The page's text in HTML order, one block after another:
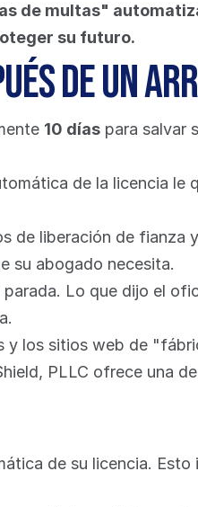
de multas"
su futuro.
de un
10 días para salvar
de la licencia le
de liberación de fianza
su abogado necesita.
Lo que dijo el
y los sitios web de
PLLC ofrece una
de su licencia.